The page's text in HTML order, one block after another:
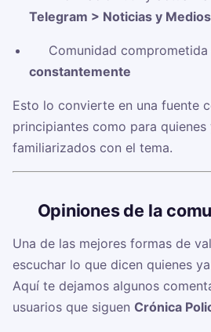
Telegram > Noticias y
✅ Comunidad
constantemente
Esto lo convierte en una fuente
principiantes como para quienes
familiarizados con el tema.
Opiniones de la
Una de las mejores formas de
escuchar lo que dicen quienes
Aquí te dejamos algunos
usuarios que siguen Crónica